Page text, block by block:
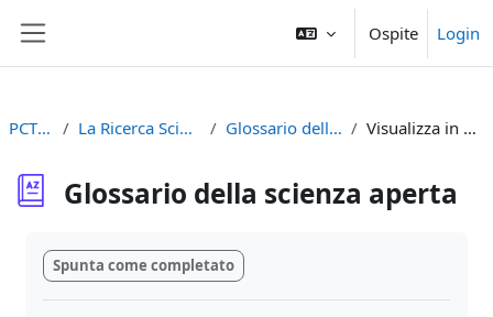
Ospite Login
PCTO2023 La Ricerca Scientifica e Internet Glossario della scienza aperta Visualizza in ordine alfabetico
Glossario della scienza aperta
Spunta come completato